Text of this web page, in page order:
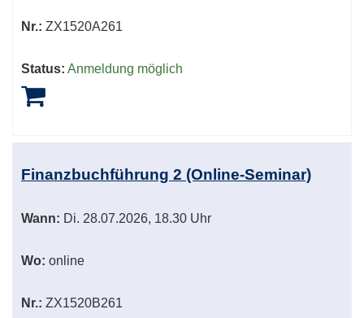
Nr.: ZX1520A261
Status: Anmeldung möglich
Finanzbuchführung 2 (Online-Seminar)
Wann: Di. 28.07.2026, 18.30 Uhr
Wo: online
Nr.: ZX1520B261